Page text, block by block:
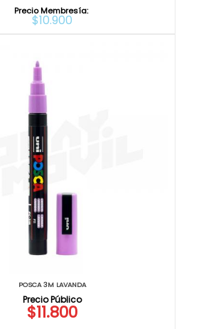
Precio Membresía:
$10.900
POSCA 3M LAVANDA
$11.800